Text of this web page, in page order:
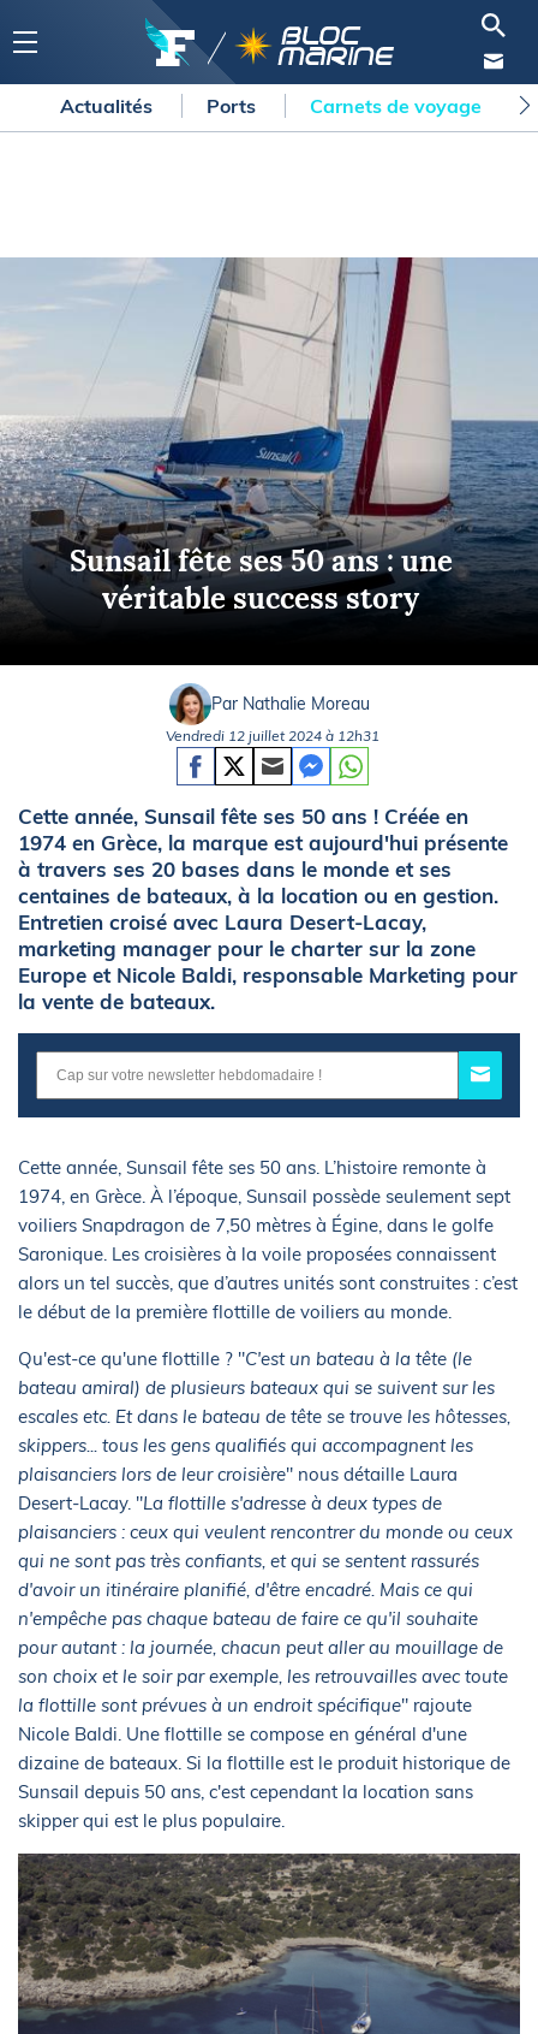
Actualités Ports Carnets de voyage
Sunsail fête ses 50 ans : une
véritable success story
Par Nathalie Moreau
Vendredi 12 juillet 2024 à 12h31
Cette année, Sunsail fête ses 50 ans ! Créée en
1974 en Grèce, la marque est aujourd'hui présente
à travers ses 20 bases dans le monde et ses
centaines de bateaux, à la location ou en gestion.
Entretien croisé avec Laura Desert-Lacay,
marketing manager pour le charter sur la zone
Europe et Nicole Baldi, responsable Marketing pour
la vente de bateaux.
Cette année, Sunsail fête ses 50 ans. L’histoire remonte à
1974, en Grèce. À l’époque, Sunsail possède seulement sept
voiliers Snapdragon de 7,50 mètres à Égine, dans le golfe
Saronique. Les croisières à la voile proposées connaissent
alors un tel succès, que d’autres unités sont construites : c’est
le début de la première flottille de voiliers au monde.
Qu'est-ce qu'une flottille ? "C'est un bateau à la tête (le
bateau amiral) de plusieurs bateaux qui se suivent sur les
escales etc. Et dans le bateau de tête se trouve les hôtesses,
skippers... tous les gens qualifiés qui accompagnent les
plaisanciers lors de leur croisière" nous détaille Laura
Desert-Lacay. "La flottille s'adresse à deux types de
plaisanciers : ceux qui veulent rencontrer du monde ou ceux
qui ne sont pas très confiants, et qui se sentent rassurés
d'avoir un itinéraire planifié, d'être encadré. Mais ce qui
n'empêche pas chaque bateau de faire ce qu'il souhaite
pour autant : la journée, chacun peut aller au mouillage de
son choix et le soir par exemple, les retrouvailles avec toute
la flottille sont prévues à un endroit spécifique" rajoute
Nicole Baldi. Une flottille se compose en général d'une
dizaine de bateaux. Si la flottille est le produit historique de
Sunsail depuis 50 ans, c'est cependant la location sans
skipper qui est le plus populaire.